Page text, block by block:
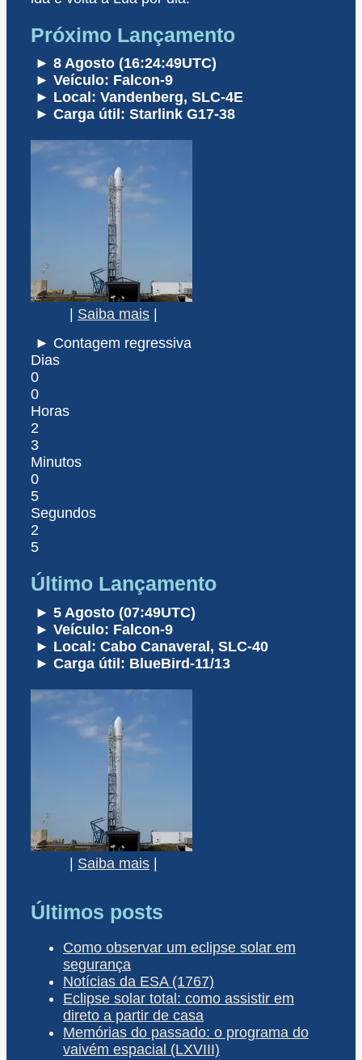
Próximo Lançamento
► 8 Agosto (16:24:49UTC)
► Veículo: Falcon-9
► Local: Vandenberg, SLC-4E
► Carga útil: Starlink G17-38
Saiba mais
► Contagem regressiva
Dias
0
0
Horas
2
3
Minutos
0
5
Segundos
2
5
Último Lançamento
► 5 Agosto (07:49UTC)
► Veículo: Falcon-9
► Local: Cabo Canaveral, SLC-40
► Carga útil: BlueBird-11/13
| Saiba mais |
Últimos posts
Como observar um eclipse solar em
segurança
Notícias da ESA (1767)
Eclipse solar total: como assistir em
direto a partir de casa
Memórias do passado: o programa do
vaivém espacial (LXVIII)